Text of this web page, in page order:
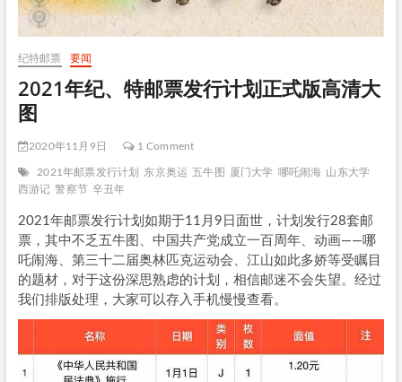
纪特邮票 要闻
2021年纪、特邮票发行计划正式版高清大
图
2020年11月9日 1 Comment
2021年邮票发行计划 东京奥运 五牛图 厦门大学 哪吒闹海 山东大学
西游记 警察节 辛丑年
2021年邮票发行计划如期于11月9日面世，计划发行28套邮
票，其中不乏五牛图、中国共产党成立一百周年、动画——哪
吒闹海、第三十二届奥林匹克运动会、江山如此多娇等受瞩目
的题材，对于这份深思熟虑的计划，相信邮迷不会失望。经过
我们排版处理，大家可以存入手机慢慢查看。